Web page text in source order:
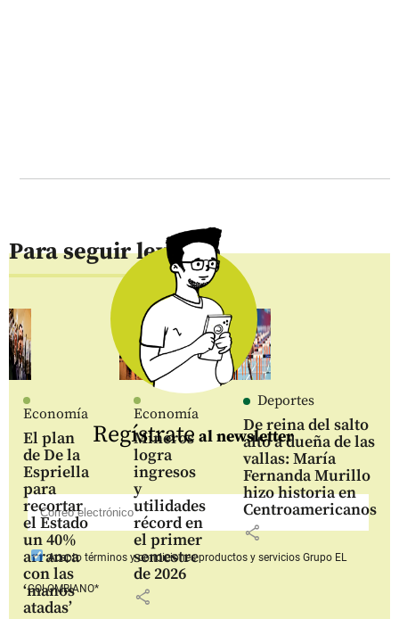
Para seguir leyendo
Economía
El plan
de De la
Espriella
para
recortar
el Estado
un 40%
arranca
con las
‘manos
atadas’
Economía
Mineros
logra
ingresos
y
utilidades
récord en
el primer
semestre
de 2026
share
Deportes
De reina del salto
alto a dueña de las
vallas: María
Fernanda Murillo
hizo historia en
Centroamericanos
share
Regístrate al newsletter
Aceptotérminos y condiciones productos y serviciosGrupo EL
COLOMBIANO*